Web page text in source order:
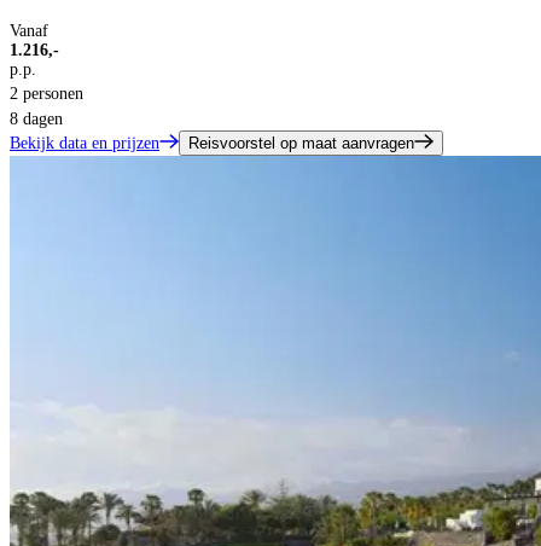
Vanaf
1.216,-
p.p.
2 personen
8 dagen
Bekijk data en prijzen
Reisvoorstel op maat aanvragen